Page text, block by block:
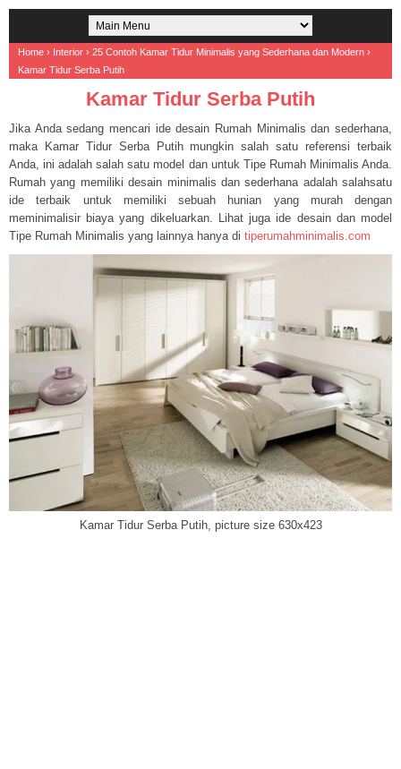
Home › Interior › 25 Contoh Kamar Tidur Minimalis yang Sederhana dan Modern ›
Kamar Tidur Serba Putih
Kamar Tidur Serba Putih
Jika Anda sedang mencari ide desain Rumah Minimalis dan sederhana,
maka Kamar Tidur Serba Putih mungkin salah satu referensi terbaik
Anda, ini adalah salah satu model dan untuk Tipe Rumah Minimalis Anda.
Rumah yang memiliki desain minimalis dan sederhana adalah salahsatu
ide terbaik untuk memiliki sebuah hunian yang murah dengan
meminimalisir biaya yang dikeluarkan. Lihat juga ide desain dan model
Tipe Rumah Minimalis yang lainnya hanya di tiperumahminimalis.com
Kamar Tidur Serba Putih, picture size 630x423